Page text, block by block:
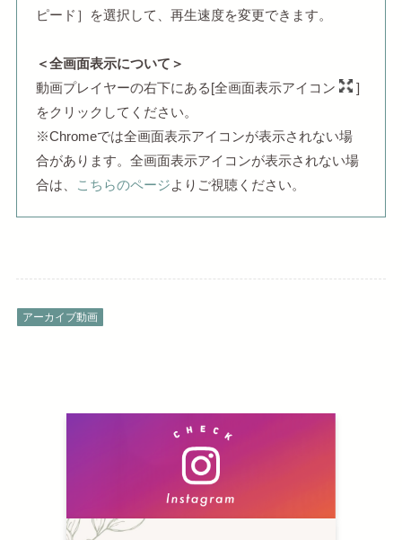
ピード］を選択して、再生速度を変更できます。
＜全画面表示について＞
動画プレイヤーの右下にある[全画面表示アイコン
]
をクリックしてください。
※Chromeでは全画面表示アイコンが表示されない場
合があります。全画面表示アイコンが表示されない場
合は、
こちらのページよりご視聴ください。
アーカイブ動画